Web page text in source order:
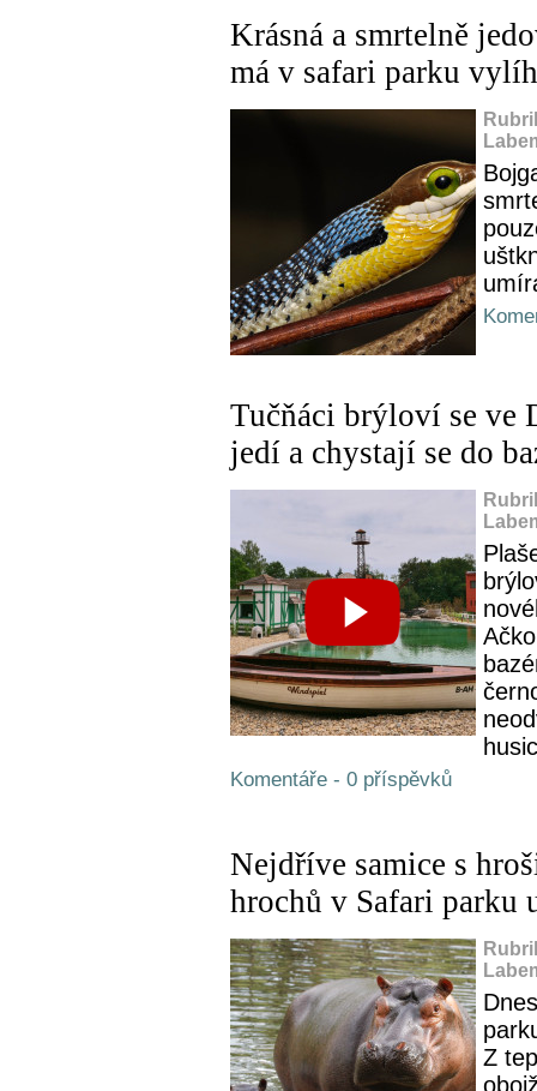
Krásná a smrtelně
má v safari parku
Tučňáci brýloví se ve
jedí a chystají se do
Komentáře - 0 příspěvků
Nejdříve samice s
hrochů v Safari parku
Z